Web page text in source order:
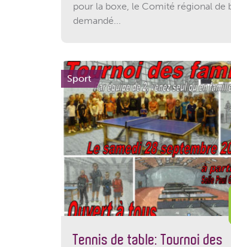
pour la boxe, le Comité régional de
demandé...
Sport
Tennis de table: Tournoi des